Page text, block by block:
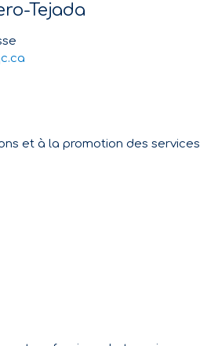
Tejada
et à la promotion des services